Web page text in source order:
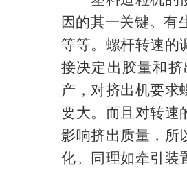
因的其一关键。有
等等。螺杆转速的
接决定出胶量和
产，对挤出机要求
要大。而且对转速
影响挤出质量，所
化。同理如牵引装